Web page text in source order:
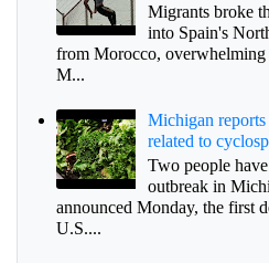
Migrants broke
into Spain's
from Morocco,
M...
Michigan
related to
Two people
outbreak in
announced Monday, the first
U.S....